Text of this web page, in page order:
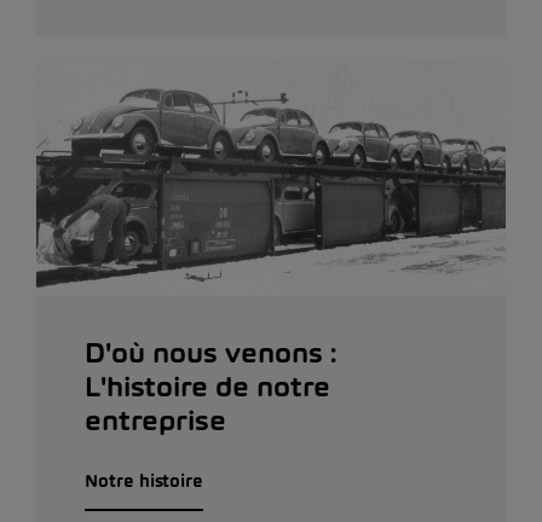
D'où nous venons :
L'histoire de notre
entreprise
Notre histoire